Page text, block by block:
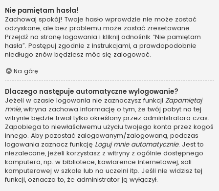
Nie pamiętam hasła!
Zachowaj spokój! Twoje hasło wprawdzie nie może zostać
odzyskane, ale bez problemu może zostać zresetowane.
Przejdź na stronę logowania i kliknij odnośnik “Nie pamiętam
hasła”. Postępuj zgodnie z instrukcjami, a prawdopodobnie
niedługo znów będziesz móc się zalogować.
Na górę
Dlaczego następuje automatyczne wylogowanie?
Jeżeli w czasie logowania nie zaznaczysz funkcji Zapamiętaj
mnie, witryna zachowa informację o tym, że twój pobyt na tej
witrynie będzie trwał tylko określony przez administratora czas.
Zapobiega to niewłaściwemu użyciu twojego konta przez kogoś
innego. Aby pozostać zalogowanym/zalogowaną, podczas
logowania zaznacz funkcję Loguj mnie automatycznie. Jest to
niezalecane, jeżeli korzystasz z witryny z ogólnie dostępnego
komputera, np. w bibliotece, kawiarence internetowej, sali
komputerowej w szkole lub na uczelni itp. Jeśli nie widzisz tej
funkcji, oznacza to, że administrator ją wyłączył.